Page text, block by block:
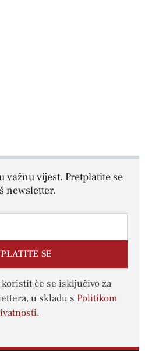
važnu vijest. Pretplatite se
newsletter.
SE
će se isključivo za
u skladu s Politikom
.